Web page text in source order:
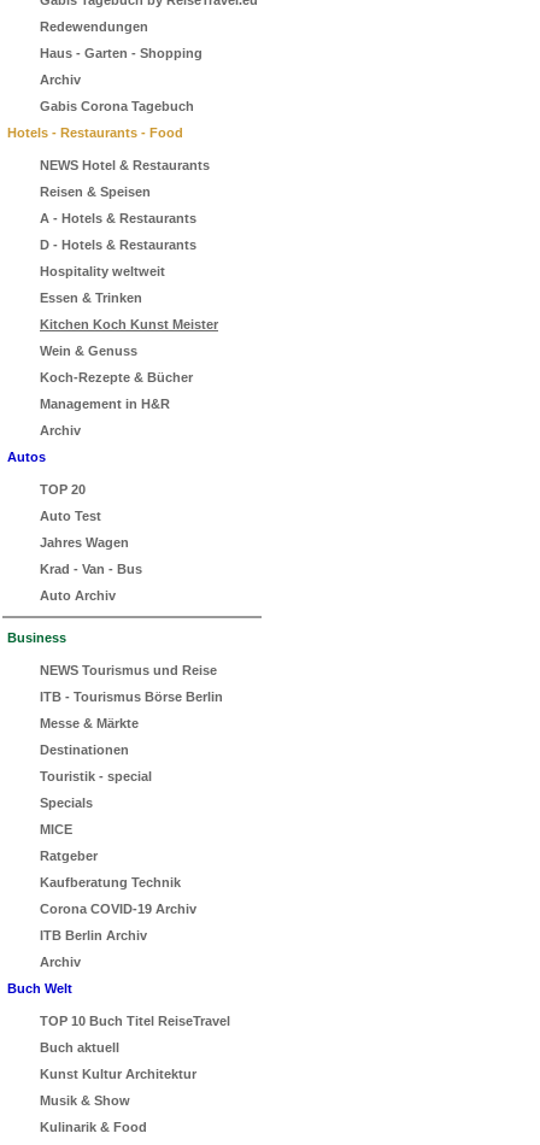
Redewendungen
Haus - Garten - Shopping
Archiv
Gabis Corona Tagebuch
Hotels - Restaurants - Food
NEWS Hotel & Restaurants
Reisen & Speisen
A - Hotels & Restaurants
D - Hotels & Restaurants
Hospitality weltweit
Essen & Trinken
Kitchen Koch Kunst Meister
Wein & Genuss
Koch-Rezepte & Bücher
Management in H&R
Archiv
Autos
TOP 20
Auto Test
Jahres Wagen
Krad - Van - Bus
Auto Archiv
Business
NEWS Tourismus und Reise
ITB - Tourismus Börse Berlin
Messe & Märkte
Destinationen
Touristik - special
Specials
MICE
Ratgeber
Kaufberatung Technik
Corona COVID-19 Archiv
ITB Berlin Archiv
Archiv
Buch Welt
TOP 10 Buch Titel ReiseTravel
Buch aktuell
Kunst Kultur Architektur
Musik & Show
Kulinarik & Food